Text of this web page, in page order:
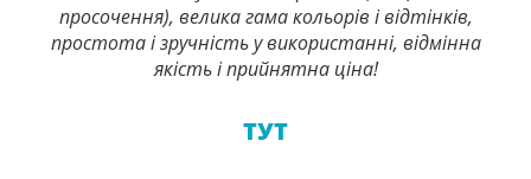
просочення), велика гама кольорів і відтінків,
простота і зручність у використанні, відмінна
якість і прийнятна ціна!
ТУТ